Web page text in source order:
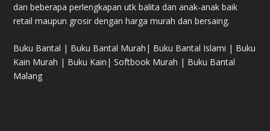
dan beberapa perlengkapan utk balita dan anak-anak baik
retail maupun grosir dengan harga murah dan bersaing.
Buku Bantal | Buku Bantal Murah| Buku Bantal Islami | Buku
Kain Murah | Buku Kain| Softbook Murah | Buku Bantal
Malang